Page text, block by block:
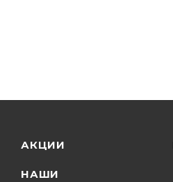
АКЦИИ
НАШИ